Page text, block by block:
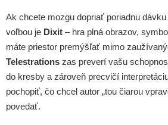
Ak chcete mozgu dopriať poriadnu
voľbou je Dixit – hra plná obrazov,
máte priestor premýšľať mimo
Telestrations zas preverí vašu
do kresby a zároveň precvičí
pochopiť, čo chcel autor „tou čiarou
povedať.